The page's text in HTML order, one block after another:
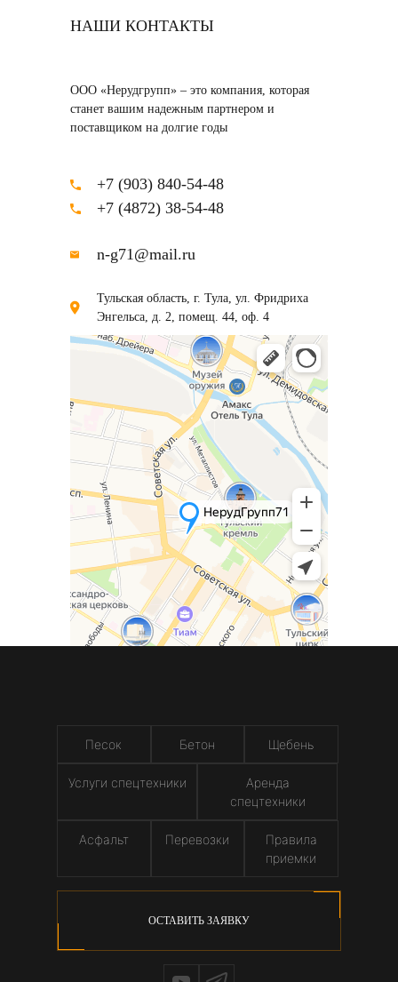
НАШИ КОНТАКТЫ
ООО «Нерудгрупп» – это компания, которая
станет вашим надежным партнером и
поставщиком на долгие годы
+7 (903) 840-54-48
+7 (4872) 38-54-48
n-g71@mail.ru
Тульская область, г. Тула, ул. Фридриха
Энгельса, д. 2, помещ. 44, оф. 4
Песок Бетон Щебень
Услуги спецтехники
Аренда
спецтехники
Асфальт Перевозки
Правила
приемки
ОСТАВИТЬ ЗАЯВКУ